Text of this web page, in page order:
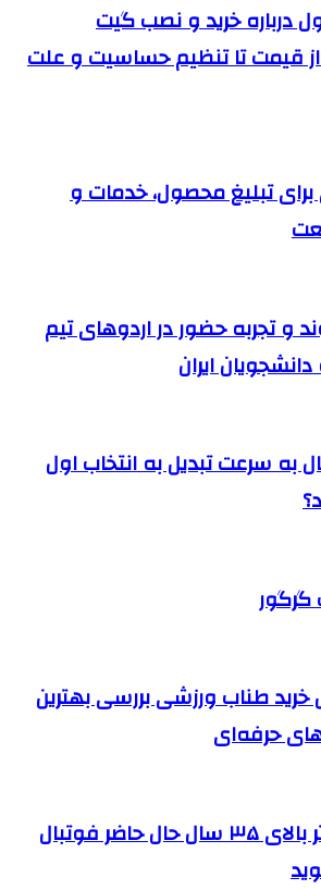
درباره خرید و نصب گیت
قیمت تا تنظیم حساسیت و علت
تبلیغ محصول، خدمات و
و تجربه حضور در اردوهای تیم
ایران
به ‌سرعت تبدیل به انتخاب اول
گرگور
خرید طناب ورزشی بررسی بهترین
حرفه‌ای
با ۱۵ بازیکن برتر بالای ۳۵ سال حال حاضر فوتبال